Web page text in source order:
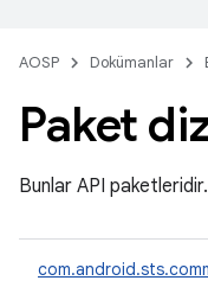
AOSP Dokümanlar
Paket
Bunlar API